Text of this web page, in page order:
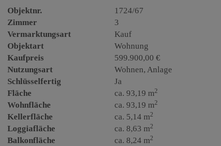
Objektnr.
1724/67
Zimmer
3
Vermarktungsart
Kauf
Objektart
Wohnung
Kaufpreis
599.900,00 €
Nutzungsart
Wohnen Anlage
Schlüsselfertig
Ja
Fläche
ca. 93,19 m2
Wohnfläche ca. 93,19 m2
Kellerfläche ca. 5,14 m2
Loggiafläche ca. 8,63 m2
Balkonfläche ca. 8,24 m2